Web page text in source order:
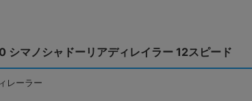
マノシャドーリアディレイラー 12スピード
レーラー